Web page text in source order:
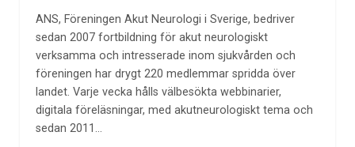
ANS, Föreningen Akut Neurologi i Sverige, bedriver
sedan 2007 fortbildning för akut neurologiskt
verksamma och intresserade inom sjukvården och
föreningen har drygt 220 medlemmar spridda över
landet. Varje vecka hålls välbesökta webbinarier,
digitala föreläsningar, med akutneurologiskt tema och
sedan 2011…